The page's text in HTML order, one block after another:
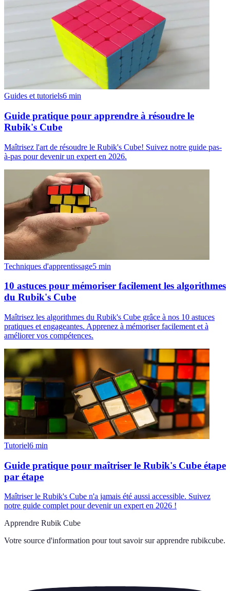
Guides et tutoriels6 min
Guide pratique pour apprendre à résoudre le
Rubik's Cube
Maîtrisez l'art de résoudre le Rubik's Cube! Suivez notre guide pas-
à-pas pour devenir un expert en 2026.
Techniques d'apprentissage5 min
10 astuces pour mémoriser facilement les algorithmes
du Rubik's Cube
Maîtrisez les algorithmes du Rubik's Cube grâce à nos 10 astuces
pratiques et engageantes. Apprenez à mémoriser facilement et à
améliorer vos compétences.
Tutoriel6 min
Guide pratique pour maîtriser le Rubik's Cube étape
par étape
Maîtriser le Rubik's Cube n'a jamais été aussi accessible. Suivez
notre guide complet pour devenir un expert en 2026 !
Apprendre Rubik Cube
Votre source d'information pour tout savoir sur apprendre rubikcube.